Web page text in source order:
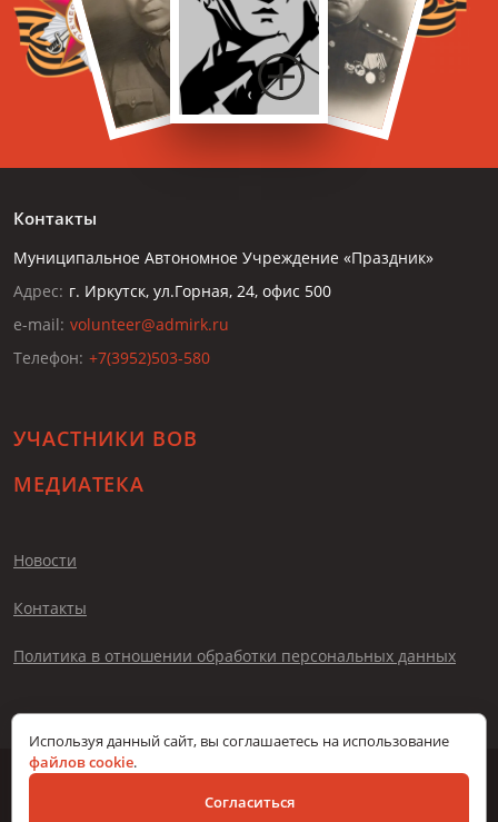
Контакты
Муниципальное Автономное Учреждение «Праздник»
Адрес: г. Иркутск, ул.Горная, 24, офис 500
e-mail: volunteer@admirk.ru
Телефон: +7(3952)503-580
УЧАСТНИКИ ВОВ
МЕДИАТЕКА
Новости
Контакты
Политика в отношении обработки персональных данных
Используя данный сайт, вы соглашаетесь на использование
файлов cookie.
Согласиться